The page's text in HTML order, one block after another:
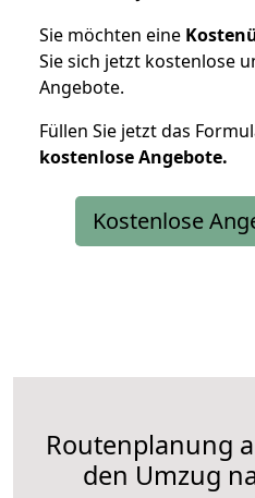
Sie möchten eine
Sie sich jetzt kostenlose
Angebote.
Füllen Sie jetzt das
kostenloseAngebote.
Kostenlose
Routenplanung
den Umzug